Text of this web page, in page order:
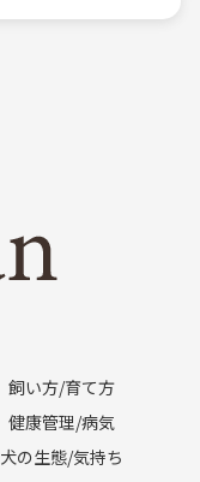
飼い方/育て方
健康管理/病気
犬の生態/気持ち